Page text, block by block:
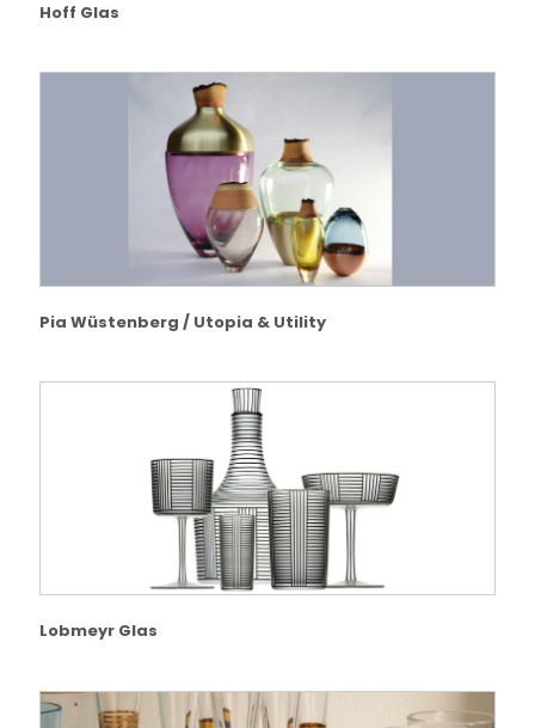
Hoff Glas
Pia Wüstenberg / Utopia & Utility
Lobmeyr Glas